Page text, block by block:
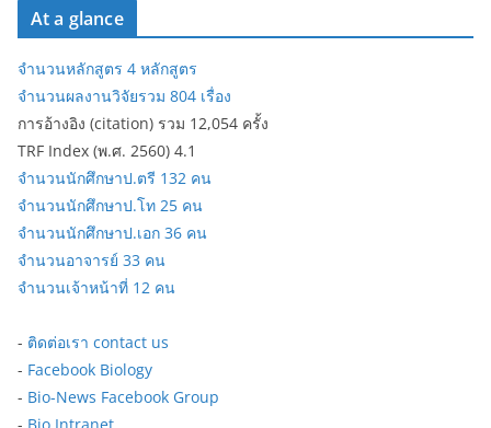
At a glance
จำนวนหลักสูตร 4 หลักสูตร
จำนวนผลงานวิจัยรวม 804 เรื่อง
การอ้างอิง (citation) รวม 12,054 ครั้ง
TRF Index (พ.ศ. 2560) 4.1
จำนวนนักศึกษาป.ตรี 132 คน
จำนวนนักศึกษาป.โท 25 คน
จำนวนนักศึกษาป.เอก 36 คน
จำนวนอาจารย์ 33 คน
จำนวนเจ้าหน้าที่ 12 คน
- ติดต่อเรา contact us
- Facebook Biology
- Bio-News Facebook Group